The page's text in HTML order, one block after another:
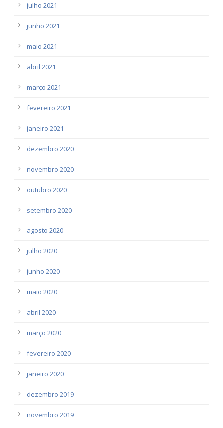
julho 2021
junho 2021
maio 2021
abril 2021
março 2021
fevereiro 2021
janeiro 2021
dezembro 2020
novembro 2020
outubro 2020
setembro 2020
agosto 2020
julho 2020
junho 2020
maio 2020
abril 2020
março 2020
fevereiro 2020
janeiro 2020
dezembro 2019
novembro 2019